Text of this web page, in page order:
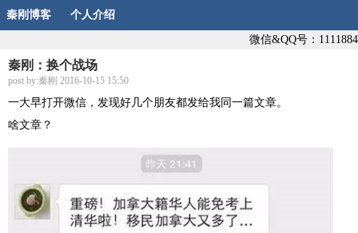
秦刚博客 个人介绍
微信&QQ号：1111884
秦刚：换个战场
post by:秦刚 2016-10-15 15:50
一大早打开微信，发现好几个朋友都发给我同一篇文章。
啥文章？